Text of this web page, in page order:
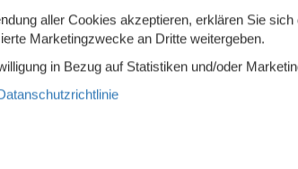
Rauchfreies Haus
Elektroherd
aller Cookies akzeptieren, erklären Sie
Marketingzwecke an Dritte weitergeben.
in Bezug auf Statistiken und/oder